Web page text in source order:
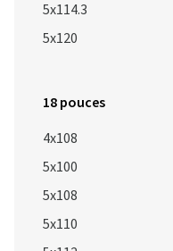
5x114.3
5x120
18 pouces
4x108
5x100
5x108
5x110